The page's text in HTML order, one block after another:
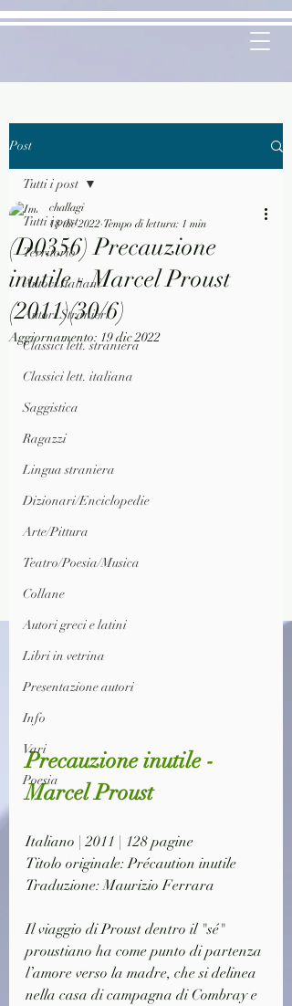
Post
Tutti i post
Territorio
Autori Italiani
Autori Stranieri
Classici lett. straniera
Classici lett. italiana
Saggistica
Ragazzi
Lingua straniera
Dizionari/Enciclopedie
Arte/Pittura
Teatro/Poesia/Musica
Collane
Autori greci e latini
Libri in vetrina
Presentazione autori
Info
Vari
Poesia
Tutti i post
(D0356) Precauzione
inutile - Marcel Proust
(2011)(30/6)
challagi
18 dic 2022 Tempo di lettura: 1 min
Aggiornamento: 19 dic 2022
Precauzione inutile -
Marcel Proust
Italiano | 2011 | 128 pagine
Titolo originale: Précaution inutile
Traduzione: Maurizio Ferrara
Il viaggio di Proust dentro il "sé"
proustiano ha come punto di partenza
l’amore verso la madre, che si delinea
nella casa di campagna di Combray e